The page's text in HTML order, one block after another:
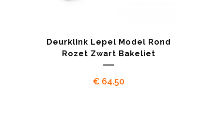
Deurklink Lepel Model Rond
Rozet Zwart Bakeliet
€ 64.50